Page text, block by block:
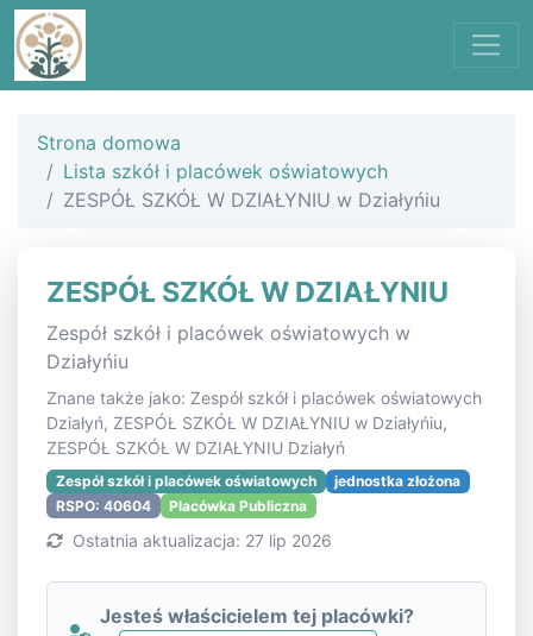
Strona domowa
Lista szkół i placówek oświatowych
ZESPÓŁ SZKÓŁ W DZIAŁYNIU w Działyńiu
ZESPÓŁ SZKÓŁ W DZIAŁYNIU
Zespół szkół i placówek oświatowych w
Działyńiu
Znane także jako: Zespół szkół i placówek oświatowych
Działyń, ZESPÓŁ SZKÓŁ W DZIAŁYNIU w Działyńiu,
ZESPÓŁ SZKÓŁ W DZIAŁYNIU Działyń
Zespół szkół i placówek oświatowych
jednostka złożona
RSPO: 40604
Placówka Publiczna
Ostatnia aktualizacja: 27 lip 2026
Jesteś właścicielem tej placówki?